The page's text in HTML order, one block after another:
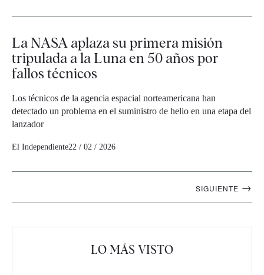
La NASA aplaza su primera misión
tripulada a la Luna en 50 años por
fallos técnicos
Los técnicos de la agencia espacial norteamericana han
detectado un problema en el suministro de helio en una etapa del
lanzador
El Independiente22 / 02 / 2026
SIGUIENTE →
LO MÁS VISTO